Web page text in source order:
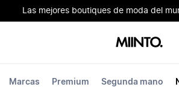
Las mejores boutiques de moda del
Marcas Premium Segunda mano